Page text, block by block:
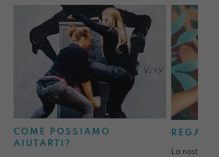
COME POSSIAMO
AIUTARTI?
La nostra